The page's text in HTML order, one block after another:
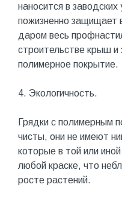
наносится в заводских
пожизненно защищает
даром весь
строительстве крыш и
полимерное покрытие.
4. Экологичность.
Грядки с полимерным
чисты, они не имеют
которые в той или
любой краске, что
росте растений.